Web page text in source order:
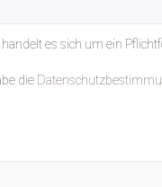
es sich um ein
die